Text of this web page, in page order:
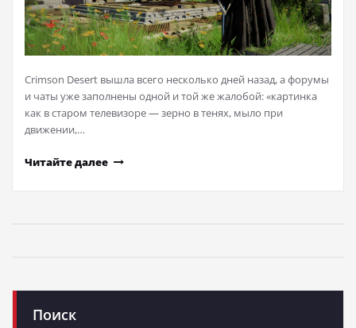
Crimson Desert вышла всего несколько дней назад, а форумы
и чаты уже заполнены одной и той же жалобой: «картинка
как в старом телевизоре — зерно в тенях, мыло при
движении,…
Читайте далее
Поиск